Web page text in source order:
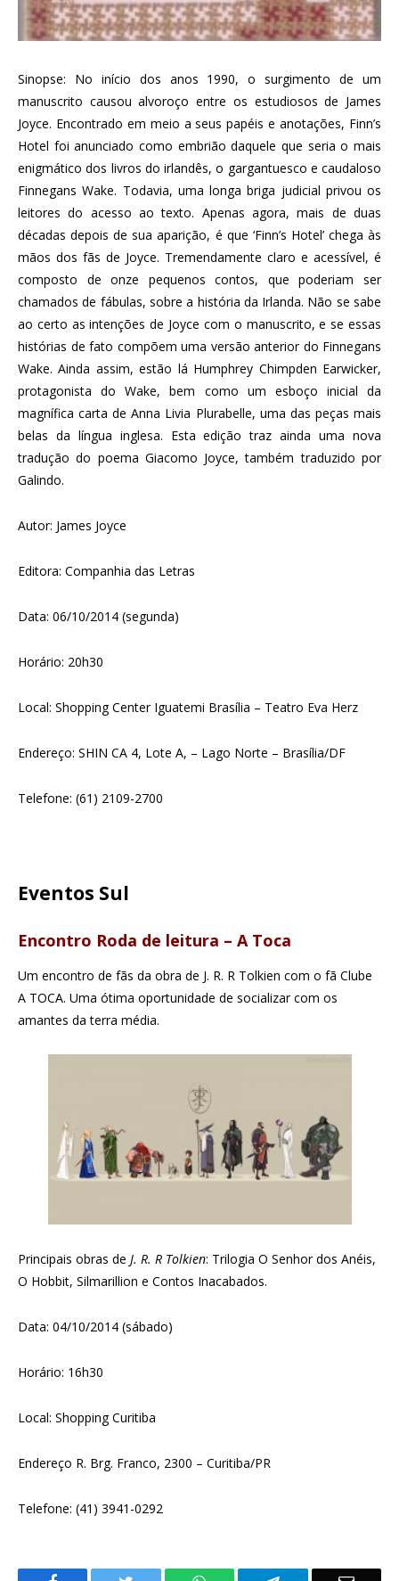
Sinopse: No início dos anos 1990, o surgimento de um
manuscrito causou alvoroço entre os estudiosos de James
Joyce. Encontrado em meio a seus papéis e anotações, Finn’s
Hotel foi anunciado como embrião daquele que seria o mais
enigmático dos livros do irlandês, o gargantuesco e caudaloso
Finnegans Wake. Todavia, uma longa briga judicial privou os
leitores do acesso ao texto. Apenas agora, mais de duas
décadas depois de sua aparição, é que ‘Finn’s Hotel’ chega às
mãos dos fãs de Joyce. Tremendamente claro e acessível, é
composto de onze pequenos contos, que poderiam ser
chamados de fábulas, sobre a história da Irlanda. Não se sabe
ao certo as intenções de Joyce com o manuscrito, e se essas
histórias de fato compõem uma versão anterior do Finnegans
Wake. Ainda assim, estão lá Humphrey Chimpden Earwicker,
protagonista do Wake, bem como um esboço inicial da
magnífica carta de Anna Livia Plurabelle, uma das peças mais
belas da língua inglesa. Esta edição traz ainda uma nova
tradução do poema Giacomo Joyce, também traduzido por
Galindo.
Autor: James Joyce
Editora: Companhia das Letras
Data: 06/10/2014 (segunda)
Horário: 20h30
Local: Shopping Center Iguatemi Brasília – Teatro Eva Herz
Endereço: SHIN CA 4, Lote A, – Lago Norte – Brasília/DF
Telefone: (61) 2109-2700
Eventos Sul
Encontro Roda de leitura – A Toca
Um encontro de fãs da obra de J. R. R Tolkien com o fã Clube
A TOCA. Uma ótima oportunidade de socializar com os
amantes da terra média.
Principais obras de J. R. R Tolkien: Trilogia O Senhor dos Anéis,
O Hobbit, Silmarillion e Contos Inacabados.
Data: 04/10/2014 (sábado)
Horário: 16h30
Local: Shopping Curitiba
Endereço R. Brg. Franco, 2300 – Curitiba/PR
Telefone: (41) 3941-0292